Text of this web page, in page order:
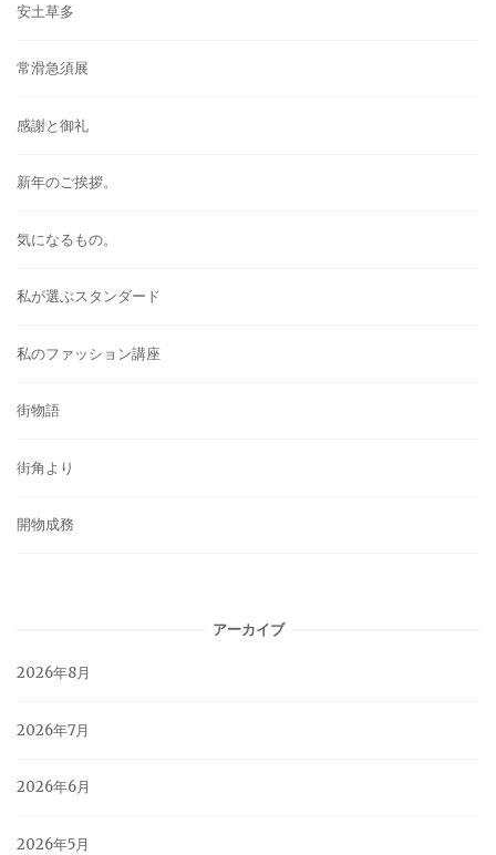
安土草多
常滑急須展
感謝と御礼
新年のご挨拶。
気になるもの。
私が選ぶスタンダード
私のファッション講座
街物語
街角より
開物成務
アーカイブ
2026年8月
2026年7月
2026年6月
2026年5月